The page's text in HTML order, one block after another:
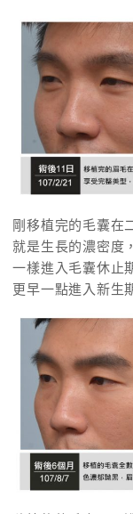
剛移植完的毛囊在
就是生長的濃密度
一樣進入毛囊休止
更早一點進入新生